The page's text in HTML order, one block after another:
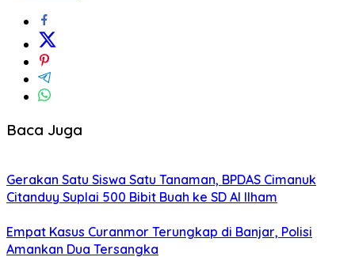
Baca Juga
Gerakan Satu Siswa Satu Tanaman, BPDAS Cimanuk
Citanduy Suplai 500 Bibit Buah ke SD Al Ilham
Empat Kasus Curanmor Terungkap di Banjar, Polisi
Amankan Dua Tersangka